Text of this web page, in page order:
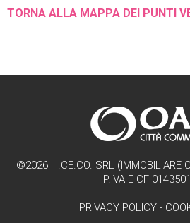
TORNA ALLA MAPPA DEI PUNTI
©2026 | I.CE.CO. SRL (IMMOBILIARE
P.IVA E CF
PRIVACY POLICY-